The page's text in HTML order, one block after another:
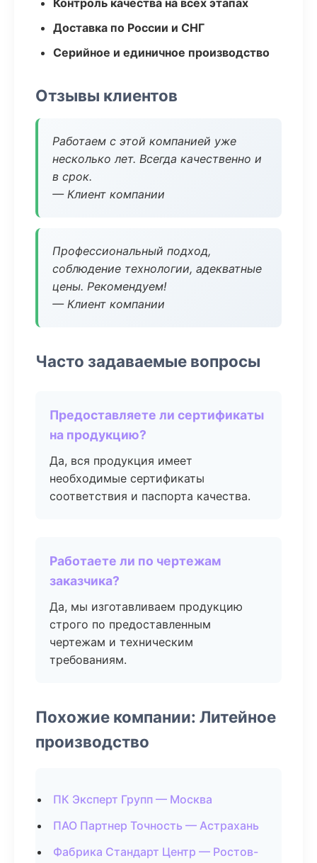
Контроль качества на всех этапах
Доставка по России и СНГ
Серийное и единичное производство
Отзывы клиентов
Работаем с этой компанией уже
несколько лет. Всегда качественно и
в срок.
— Клиент компании
Профессиональный подход,
соблюдение технологии, адекватные
цены. Рекомендуем!
— Клиент компании
Часто задаваемые вопросы
Предоставляете ли сертификаты
на продукцию?
Да, вся продукция имеет
необходимые сертификаты
соответствия и паспорта качества.
Работаете ли по чертежам
заказчика?
Да, мы изготавливаем продукцию
строго по предоставленным
чертежам и техническим
требованиям.
Похожие компании: Литейное
производство
ПК Эксперт Групп — Москва
ПАО Партнер Точность — Астрахань
Фабрика Стандарт Центр — Ростов-